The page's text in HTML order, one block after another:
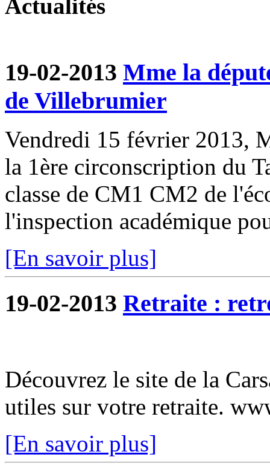
Actualités
19-02-2013 Mme la
de Villebrumier
Vendredi 15 février 2013,
la 1ère circonscription du
classe de CM1 CM2 de
l'inspection académique
[En savoir plus]
19-02-2013 Retraite :
Découvrez le site de la
utiles sur votre retraite.
[En savoir plus]